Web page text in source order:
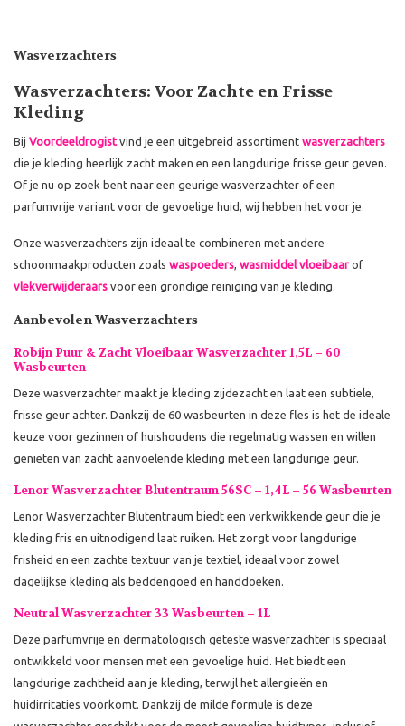
Wasverzachters
Wasverzachters: Voor Zachte en Frisse
Kleding
Bij Voordeeldrogistvind je een uitgebreid assortiment wasverzachters
die je kleding heerlijk zacht maken en een langdurige frisse geur geven.
Of je nu op zoek bent naar een geurige wasverzachter of een
parfumvrije variant voor de gevoelige huid, wij hebben het voor je.
Onze wasverzachters zijn ideaal te combineren met andere
schoonmaakproducten zoals waspoeders wasmiddel vloeibaarof
vlekverwijderaars voor een grondige reiniging van je kleding.
Aanbevolen Wasverzachters
Robijn Puur & Zacht Vloeibaar Wasverzachter 1,5L – 60
Wasbeurten
Deze wasverzachter maakt je kleding zijdezacht en laat een subtiele,
frisse geur achter. Dankzij de 60 wasbeurten in deze fles is het de ideale
keuze voor gezinnen of huishoudens die regelmatig wassen en willen
genieten van zacht aanvoelende kleding met een langdurige geur.
Lenor Wasverzachter Blutentraum 56SC – 1,4L – 56 Wasbeurten
Lenor Wasverzachter Blutentraum biedt een verkwikkende geur die je
kleding fris en uitnodigend laat ruiken. Het zorgt voor langdurige
frisheid en een zachte textuur van je textiel, ideaal voor zowel
dagelijkse kleding als beddengoed en handdoeken.
Neutral Wasverzachter 33 Wasbeurten – 1L
Deze parfumvrije en dermatologisch geteste wasverzachter is speciaal
ontwikkeld voor mensen met een gevoelige huid. Het biedt een
langdurige zachtheid aan je kleding, terwijl het allergieën en
huidirritaties voorkomt. Dankzij de milde formule is deze